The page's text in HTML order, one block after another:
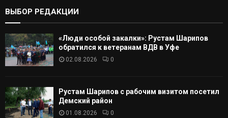
А
ВЫБОР РЕДАКЦИИ
«Люди особой закалки»: Рустам Шарипов
обратился к ветеранам ВДВ в Уфе
02.08.2026 0
Рустам Шарипов с рабочим визитом посетил
Демский район
01.08.2026 0